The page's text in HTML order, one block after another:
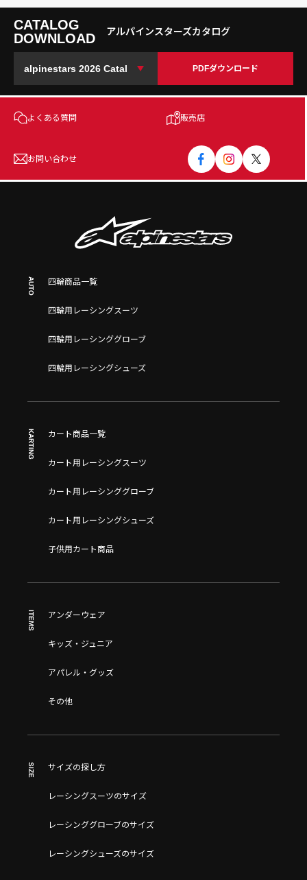
CATALOG
DOWNLOAD
アルパインスターズカタログ
PDFダウンロード
よくある質問 販売店
お問い合わせ
AUTO 四輪商品一覧
四輪用レーシングスーツ
四輪用レーシンググローブ
四輪用レーシングシューズ
KARTING カート商品一覧
カート用レーシングスーツ
カート用レーシンググローブ
カート用レーシングシューズ
子供用カート商品
ITEMS アンダーウェア
キッズ・ジュニア
アパレル・グッズ
その他
SIZE サイズの探し方
レーシングスーツのサイズ
レーシンググローブのサイズ
レーシングシューズのサイズ